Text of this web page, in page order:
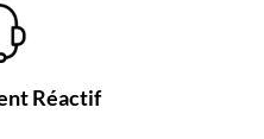
Réactif